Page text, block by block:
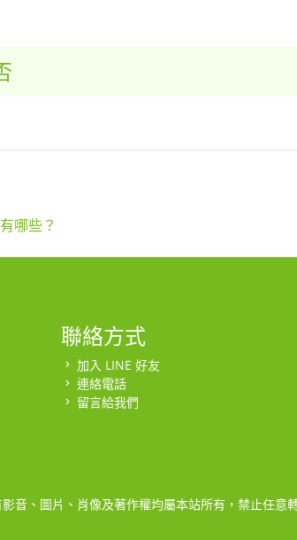
哪些？
聯絡方式
加入 LINE 好友
連絡電話
留言給我們
音、圖片、肖像及著作權均屬本站所有，禁止任意